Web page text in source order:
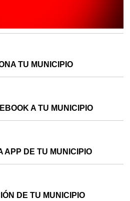
TU MUNICIPIO
A TU MUNICIPIO
APP DE TU MUNICIPIO
DE TU MUNICIPIO